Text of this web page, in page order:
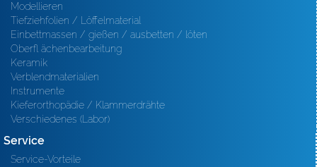
Modellieren
Tiefziehfolien / Löffelmaterial
Einbettmassen / gießen / ausbetten / löten
Oberfl ächenbearbeitung
Keramik
Verblendmaterialien
Instrumente
Kieferorthopädie / Klammerdrähte
Verschiedenes (Labor)
Service
Service-Vorteile